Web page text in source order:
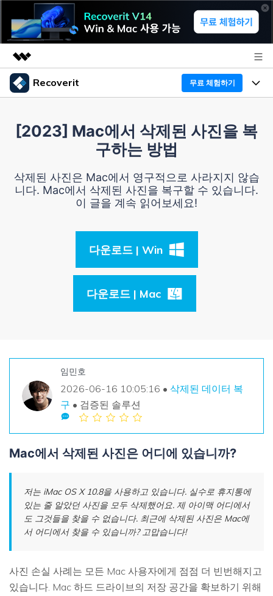
주요 제품
유틸리티
비즈니스
뉴스룸
Recoverit 무료 체험하기
Recoverit - Windows 버전
선도적인 데이터 복구 전문가
무료 체험
무료 체험
리커버릿 무료 버전
분실/삭제된 데이터 무료 복구
무료 체험
Repairit - 데이터 복구
UBackit - 데이터 백업
미디어 복구하기
디바이스 복구하기
리커버릿 모든 기능 확인하기
복구 Tips
손상된 파일 복구
삭제된 미디어 복구
삭제된 파일 복구
데이터 손실 시나리오
모든 기능 확인하기
다운로드 로그인
search
[2023] Mac에서 삭제된 사진을 복
구하는 방법
삭제된 사진은 Mac에서 영구적으로 사라지지 않습
니다. Mac에서 삭제된 사진을 복구할 수 있습니다.
이 글을 계속 읽어보세요!
다운로드 | Win
다운로드 | Mac
임민호
2026-06-16 10:05:16 • 삭제된 데이터 복
구 • 검증된 솔루션
Mac에서 삭제된 사진은 어디에 있습니까?
저는 iMac OS X 10.8을 사용하고 있습니다. 실수로 휴지통에
있는 줄 알았던 사진을 모두 삭제했어요. 제 아이맥 어디에서
도 그것들을 찾을 수 없습니다. 최근에 삭제된 사진은 Mac에
서 어디에서 찾을 수 있습니까? 고맙습니다!
사진 손실 사례는 모든 Mac 사용자에게 점점 더 빈번해지고
있습니다. Mac 하드 드라이브의 저장 공간을 확보하기 위해